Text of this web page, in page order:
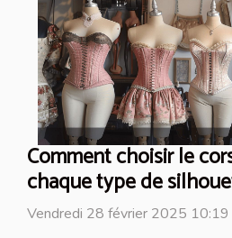
Comment choisir le
chaque type de
Vendredi 28 février 2025 10:19